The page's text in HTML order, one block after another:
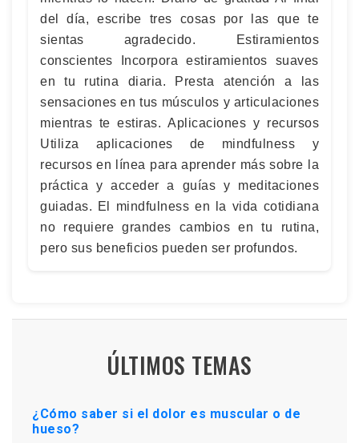
del día, escribe tres cosas por las que te
sientas agradecido. Estiramientos
conscientes Incorpora estiramientos suaves
en tu rutina diaria. Presta atención a las
sensaciones en tus músculos y articulaciones
mientras te estiras. Aplicaciones y recursos
Utiliza aplicaciones de mindfulness y
recursos en línea para aprender más sobre la
práctica y acceder a guías y meditaciones
guiadas. El mindfulness en la vida cotidiana
no requiere grandes cambios en tu rutina,
pero sus beneficios pueden ser profundos.
ÚLTIMOS TEMAS
¿Cómo saber si el dolor es muscular o de
hueso?